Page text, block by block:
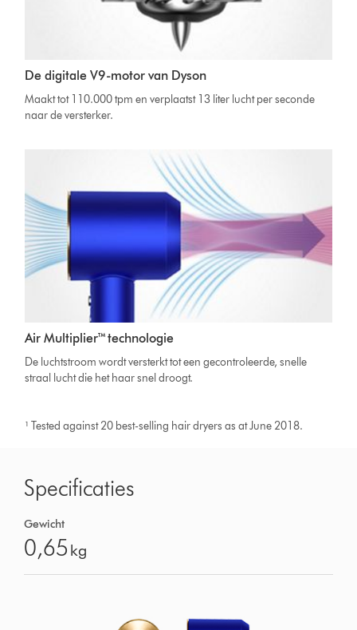
De digitale V9-motor van Dyson
Maakt tot 110.000 tpm en verplaatst 13 liter lucht per seconde
naar de versterker.
Air Multiplier™ technologie
De luchtstroom wordt versterkt tot een gecontroleerde, snelle
straal lucht die het haar snel droogt.
¹ Tested against 20 best-selling hair dryers as at June 2018.
Specificaties
Gewicht
0,65 kg